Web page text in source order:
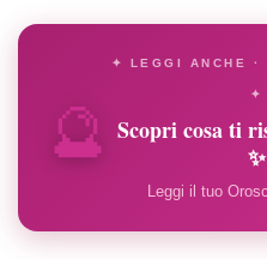
🔮
✦ LEGGI ANCHE ·
✦
Scopri cosa ti
✨
Leggi il tuo